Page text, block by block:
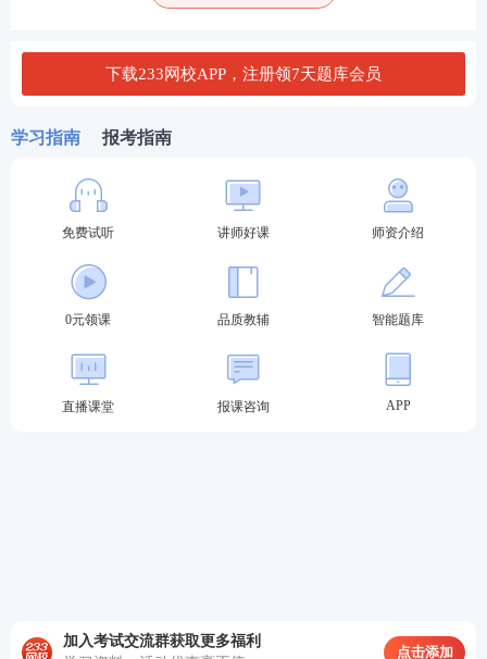
第三步：已阅读温馨提示后，选择输入信息
按照下图依次进行选择及填写：选择省份>>选择证件
类型>>填写证件号码>>填写考生姓名>>输入验证码>
下载233网校APP，注册领7天题库会员
学习指南 报考指南
免费试听 讲师好课 师资介绍
0元领课 品质教辅 智能题库
直播课堂 报课咨询 APP
加入考试交流群获取更多福利
点击添加